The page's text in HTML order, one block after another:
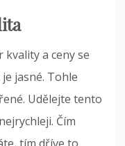
a ceny se
jasné. Tohle
Udělejte tento
Čím